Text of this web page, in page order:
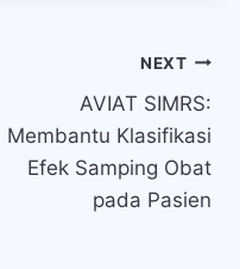
NEXT
AVIAT SIMRS:
Membantu Klasifikasi
Efek Samping Obat
pada Pasien